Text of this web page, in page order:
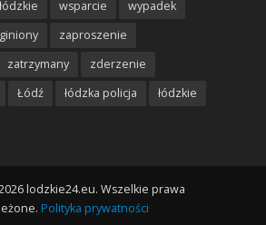
wsparcie
wypadek
zaproszenie
zatrzymany
zderzenie
Łódź łódzka policja
łódzkie
lodzkie24.eu. Wszelkie prawa
Polityka prywatności